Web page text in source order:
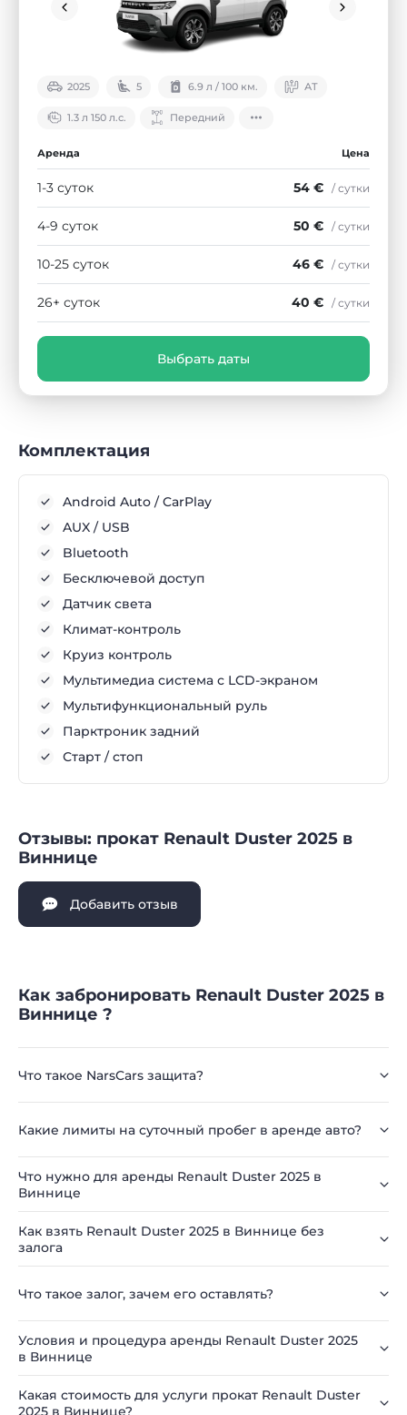
2025 5 6.9 л / 100 км. АТ
1.3 л 150 л.с. Передний
Аренда Цена
1-3 суток 54 € / сутки
4-9 суток 50 € / сутки
10-25 суток 46 € / сутки
26+ суток 40 € / сутки
Выбрать даты
Комплектация
Android Auto / CarPlay
AUX / USB
Bluetooth
Бесключевой доступ
Датчик света
Климат-контроль
Круиз контроль
Мультимедиа система с LCD-экраном
Мультифункциональный руль
Парктроник задний
Старт / стоп
Отзывы: прокат Renault Duster 2025 в
Виннице
Добавить отзыв
Как забронировать Renault Duster 2025 в
Виннице ?
Что такое NarsCars защита?
Какие лимиты на суточный пробег в аренде авто?
Что нужно для аренды Renault Duster 2025 в
Виннице
Как взять Renault Duster 2025 в Виннице без
залога
Что такое залог, зачем его оставлять?
Условия и процедура аренды Renault Duster 2025
в Виннице
Какая стоимость для услуги прокат Renault Duster
2025 в Виннице?